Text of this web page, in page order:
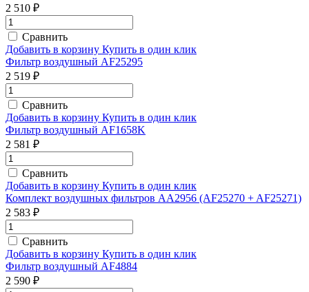
2 510 ₽
Сравнить
Добавить в корзину Купить в один клик
Фильтр воздушный AF25295
2 519 ₽
Сравнить
Добавить в корзину Купить в один клик
Фильтр воздушный AF1658K
2 581 ₽
Сравнить
Добавить в корзину Купить в один клик
Комплект воздушных фильтров AA2956 (AF25270 + AF25271)
2 583 ₽
Сравнить
Добавить в корзину Купить в один клик
Фильтр воздушный AF4884
2 590 ₽